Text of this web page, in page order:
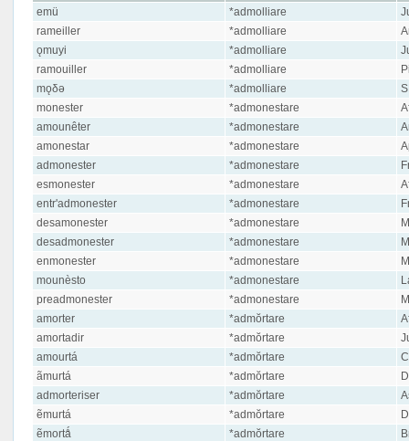
emü
*admolliare
rameiller
*admolliare
ǫmuyi
*admolliare
ramouiller
*admolliare
mǫδə
*admolliare
monester
*admonestare
amounêter
*admonestare
amonestar
*admonestare
admonester
*admonestare
esmonester
*admonestare
entr'admonester
*admonestare
desamonester
*admonestare
desadmonester
*admonestare
enmonester
*admonestare
mounèsto
*admonestare
preadmonester
*admonestare
amorter
*admŏrtare
amortadir
*admŏrtare
amourtá
*admŏrtare
ãmurtá
*admŏrtare
admorteriser
*admŏrtare
ẽmurtá
*admŏrtare
ẽmortǻ
*admŏrtare